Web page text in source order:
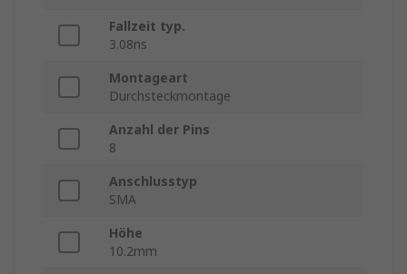
Fallzeit typ.
3.08ns
Montageart
Durchsteckmontage
Anzahl der Pins
8
Anschlusstyp
SMA
Höhe
10.2mm